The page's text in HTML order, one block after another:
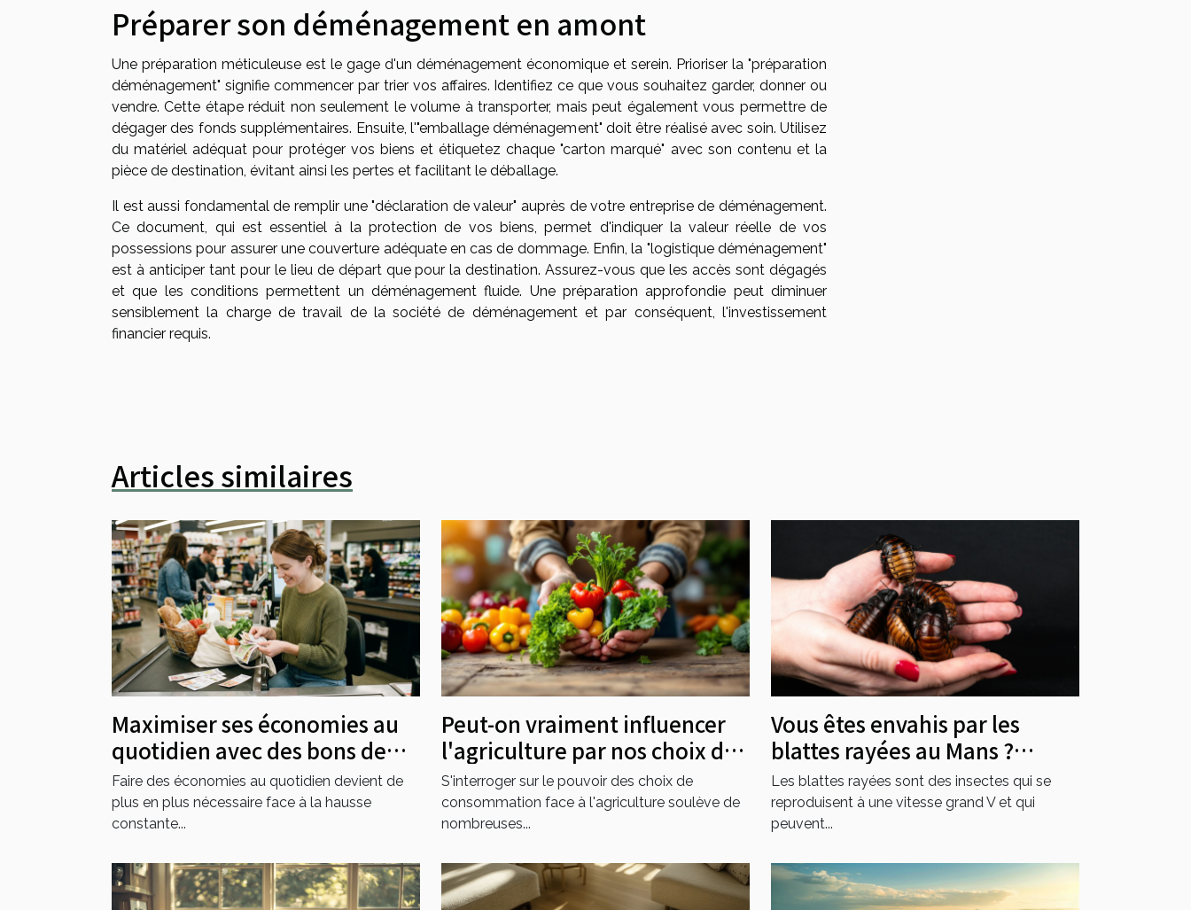
Préparer son déménagement en amont
Une préparation méticuleuse est le gage d'un déménagement économique et serein. Prioriser la "préparation
déménagement" signifie commencer par trier vos affaires. Identifiez ce que vous souhaitez garder, donner ou
vendre. Cette étape réduit non seulement le volume à transporter, mais peut également vous permettre de
dégager des fonds supplémentaires. Ensuite, l'"emballage déménagement" doit être réalisé avec soin. Utilisez
du matériel adéquat pour protéger vos biens et étiquetez chaque "carton marqué" avec son contenu et la
pièce de destination, évitant ainsi les pertes et facilitant le déballage.
Il est aussi fondamental de remplir une "déclaration de valeur" auprès de votre entreprise de déménagement.
Ce document, qui est essentiel à la protection de vos biens, permet d'indiquer la valeur réelle de vos
possessions pour assurer une couverture adéquate en cas de dommage. Enfin, la "logistique déménagement"
est à anticiper tant pour le lieu de départ que pour la destination. Assurez-vous que les accès sont dégagés
et que les conditions permettent un déménagement fluide. Une préparation approfondie peut diminuer
sensiblement la charge de travail de la société de déménagement et par conséquent, l'investissement
financier requis.
Articles similaires
Maximiser ses économies au
quotidien avec des bons de
réduction
Faire des économies au quotidien devient de
plus en plus nécessaire face à la hausse
constante...
Peut-on vraiment influencer
l'agriculture par nos choix de
consommation ?
S'interroger sur le pouvoir des choix de
consommation face à l'agriculture soulève de
nombreuses...
Vous êtes envahis par les
blattes rayées au Mans ?
Contactez Sherlock Détecte !
Les blattes rayées sont des insectes qui se
reproduisent à une vitesse grand V et qui
peuvent...